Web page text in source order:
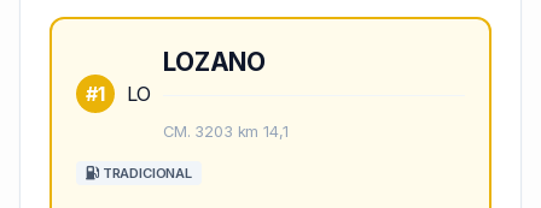
#1 LO
LOZANO
CM. 3203 km 14,1
TRADICIONAL